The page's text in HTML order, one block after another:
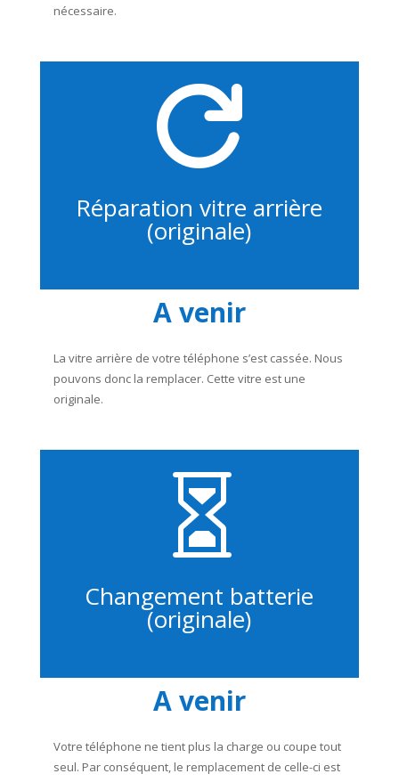
nécessaire.

Réparation vitre arrière
(originale)
A venir
La vitre arrière de votre téléphone s’est cassée. Nous
pouvons donc la remplacer. Cette vitre est une
originale.

Changement batterie
(originale)
A venir
Votre téléphone ne tient plus la charge ou coupe tout
seul. Par conséquent, le remplacement de celle-ci est